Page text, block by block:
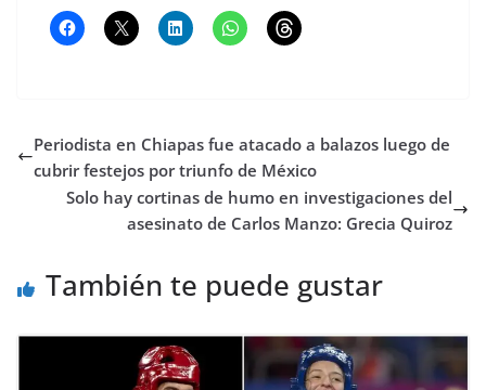
Periodista en Chiapas fue atacado a balazos luego de
cubrir festejos por triunfo de México
Solo hay cortinas de humo en investigaciones del
asesinato de Carlos Manzo: Grecia Quiroz
También te puede gustar